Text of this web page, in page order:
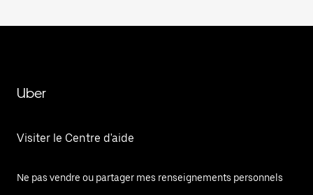
Uber
Visiter le Centre d'aide
Ne pas vendre ou partager mes renseignements personnels